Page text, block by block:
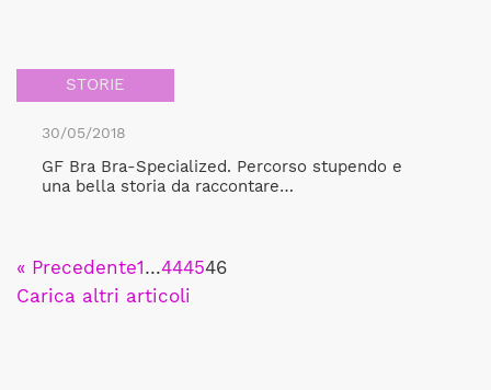
STORIE
30/05/2018
GF Bra Bra-Specialized. Percorso stupendo e
una bella storia da raccontare…
« Precedente1…444546
Carica altri articoli